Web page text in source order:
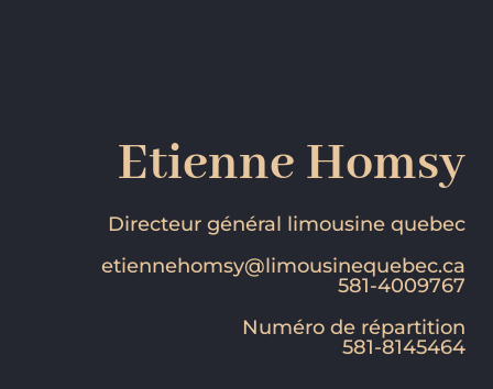
Etienne Homsy
Directeur général limousine quebec
etiennehomsy@limousinequebec.ca
581-4009767
Numéro de répartition
581-8145464